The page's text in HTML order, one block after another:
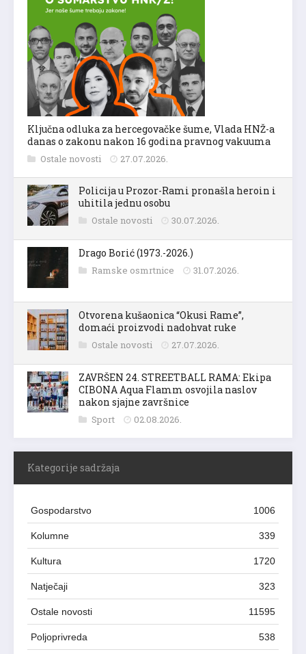
Ključna odluka za hercegovačke šume, Vlada HNŽ-a
danas o zakonu nakon 16 godina pravnog vakuuma
Ostale novosti 27.07.2026.
Policija u Prozor-Rami pronašla heroin i
uhitila jednu osobu
Ostale novosti 30.07.2026.
Drago Borić (1973.-2026.)
Ramske osmrtnice 31.07.2026.
Otvorena kušaonica “Okusi Rame”,
domaći proizvodi nadohvat ruke
Ostale novosti 27.07.2026.
ZAVRŠEN 24. STREETBALL RAMA: Ekipa
CIBONA Aqua Flamm osvojila naslov
nakon sjajne završnice
Sport 02.08.2026.
Kategorije sadržaja
Gospodarstvo 1006
Kolumne 339
Kultura 1720
Natječaji 323
Ostale novosti 11595
Poljoprivreda 538